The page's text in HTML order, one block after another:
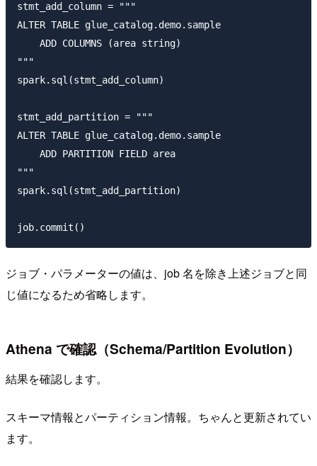
stmt_add_column = """
ALTER TABLE glue_catalog.demo.sample
    ADD COLUMNS (area string)
"""
spark.sql(stmt_add_column)
stmt_add_partition = """
ALTER TABLE glue_catalog.demo.sample
    ADD PARTITION FIELD area
"""
spark.sql(stmt_add_partition)
ジョブ・パラメーターの値は、job 名を除き上述ジョブと同
じ値になるため省略します。
Athena で確認（Schema/Partition Evolution）
結果を確認します。
スキーマ情報とパーティション情報。ちゃんと更新されてい
ます。